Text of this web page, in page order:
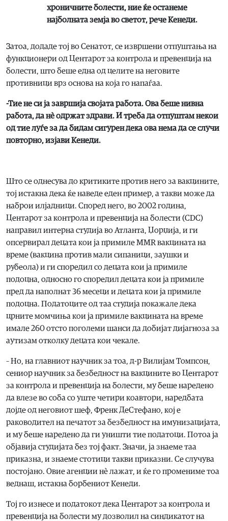
хроничните болести, ние ќе останеме
најболната земја во светот, рече Кенеди.
Затоа, додаде тој во Сенатот, се извршени отпуштања на
функционери од Центарот за контрола и превенција на
болести, што беше една од целите на неговите
противници врз основа на која го напаѓаа.
-Тие не си ја завршија својата работа. Ова беше нивна
работа, да нè одржат здрави. И треба да отпуштам некои
од тие луѓе за да бидам сигурен дека ова нема да се случи
повторно, изјави Кенеди.
Што се однесува до критиките против него за вакцините,
тој истакна дека ќе наведе еден пример, а такви може да
наброи илјадници. Според него, во 2002 година,
Центарот за контрола и превенција на болести (CDC)
направил интерна студија во Атланта, Џорџија, и ги
опсервирал децата кои ја примиле MMR вакцината на
време (вакцина против мали сипаници, заушки и
рубеола) и ги споредил со децата кои ја примиле
подоцна, односно го споредил децата кои ја примиле
пред да наполнат 36 месеци и децата кои ја примиле
подоцна. Податоците од таа студија покажале дека
црните момчиња кои ја примиле вакцината на време
имале 260 отсто поголеми шанси да добијат дијагноза за
аутизам отколку децата кои чекале.
– Но, на главниот научник за тоа, д-р Вилијам Томпсон,
сениор научник за безбедност на вакцините во Центарот
за контрола и превенција на болести, му беше наредено
да влезе во соба со уште четири коавтори, наредбата
дојде од неговиот шеф, Френк ДеСтефано, кој е
раководител на печатот за безбедност на имунизацијата,
и му беше наредено да ги уништи тие податоци. Потоа ја
објавија студијата без тој факт. Значи, ја знаеме таа
приказна, и знаеме стотици такви приказни. Се случува
постојано. Овие агенции нè лажат, и ќе го промениме тоа
веднаш, истакна борбениот Кенеди.
Тој го изнесе и податокот дека Центарот за контрола и
превенција на болести му дозволил на синдикатот на